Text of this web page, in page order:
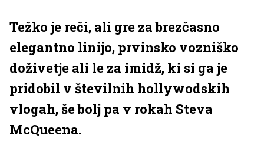
Težko je reči, ali gre za brezčasno
elegantno linijo, prvinsko vozniško
doživetje ali le za imidž, ki si ga je
pridobil v številnih hollywodskih
vlogah, še bolj pa v rokah Steva
McQueena.